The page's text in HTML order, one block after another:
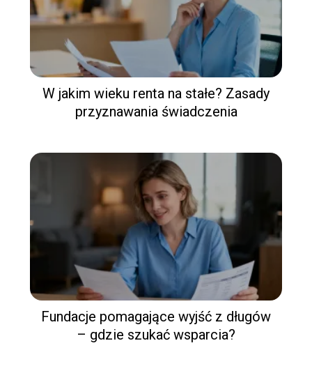
W jakim wieku renta na stałe? Zasady
przyznawania świadczenia
Fundacje pomagające wyjść z długów
– gdzie szukać wsparcia?